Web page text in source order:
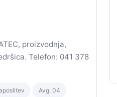
proizvodnja,
Telefon: 041 378
Avg, 04